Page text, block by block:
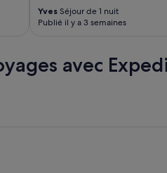
Yves Séjour de 1 nuit
Publié il y a 3 semaines
avec